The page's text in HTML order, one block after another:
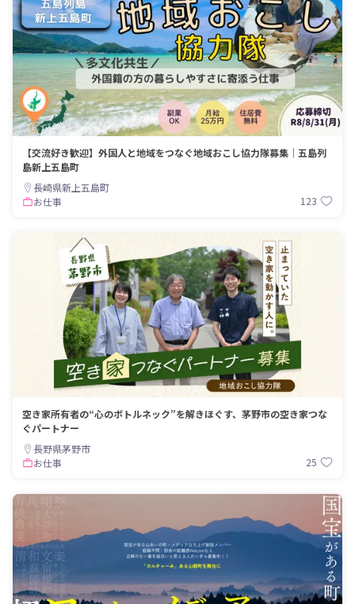
【交流好き歓迎】外国人と地域をつなぐ地域おこし協力隊募集｜五島列
島新上五島町
長崎県新上五島町
お仕事
123
空き家所有者の“心のボトルネック”を解きほぐす、茅野市の空き家つな
ぐパートナー
長野県茅野市
お仕事
25